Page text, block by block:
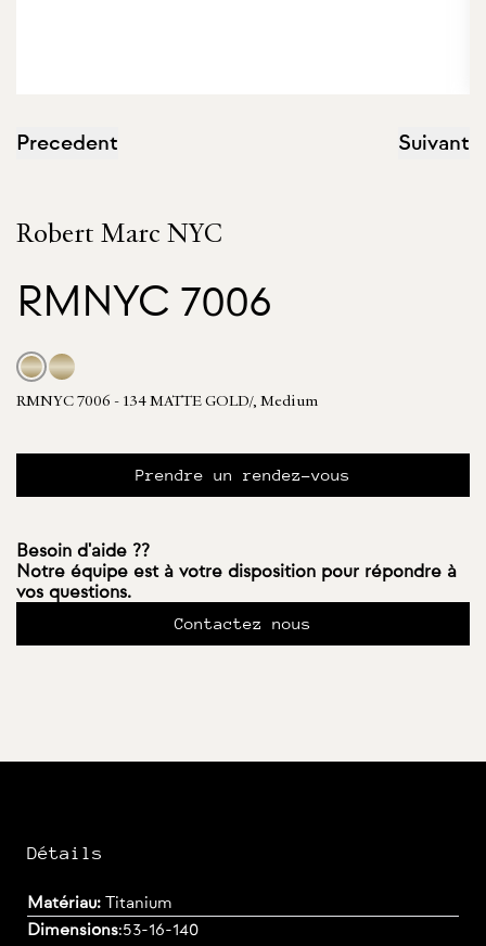
Precedent Suivant
Robert Marc NYC
RMNYC 7006
RMNYC 7006 - 134 MATTE GOLD/, Medium
Prendre un rendez-vous
Besoin d'aide ??
Notre équipe est à votre disposition pour répondre à
vos questions.
Contactez nous
Détails
Matériau: Titanium
Dimensions:53-16-140